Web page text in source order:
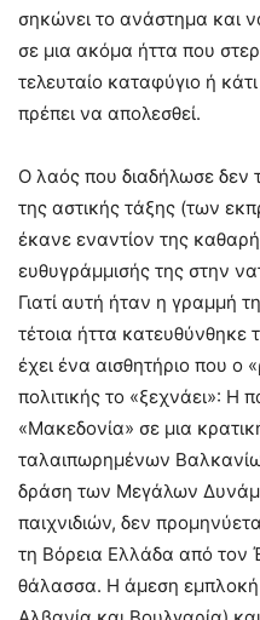
σηκώνει το ανάστημα και
σε μια ακόμα ήττα που
τελευταίο καταφύγιο ή
πρέπει να απολεσθεί.
Ο λαός που διαδήλωσε δεν
της αστικής τάξης (των
έκανε εναντίον της
ευθυγράμμισής της στην
Γιατί αυτή ήταν η γραμμή
τέτοια ήττα κατευθύνθηκε
έχει ένα αισθητήριο που ο
πολιτικής το «ξεχνάει»: Η
«Μακεδονία» σε μια
ταλαιπωρημένων
δράση των Μεγάλων
παιχνιδιών, δεν
τη Βόρεια Ελλάδα από τον
θάλασσα. Η άμεση